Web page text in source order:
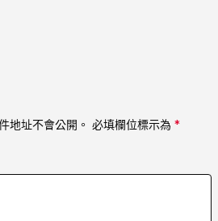
地址不會公開。 必填欄位標示為 *